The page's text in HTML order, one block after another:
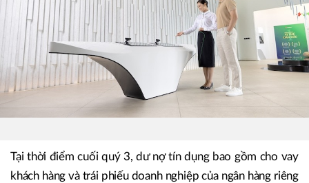
Tại thời điểm cuối quý 3, dư nợ tín dụng bao gồm cho vay
khách hàng và trái phiếu doanh nghiệp của ngân hàng riêng